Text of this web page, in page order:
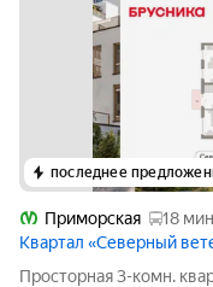
последнее
Приморская
18
Квартал «Северный
Просторная 3-комн.